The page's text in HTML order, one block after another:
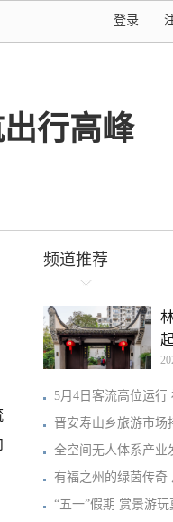
登录
行高峰
频道推荐
5月4日客流高位运
晋安寿山乡旅游市场
全空间无人体系产业
有福之州的绿茵传奇
“五一”假期 赏景游玩